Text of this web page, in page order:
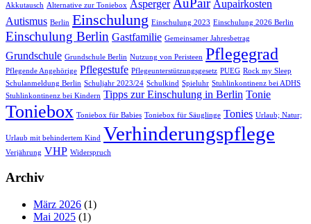
Akkutausch Alternative zur Toniebox Asperger
Aupairkosten
Autismus Berlin Einschulung Einschulung 2023 Einschulung 2026 Berlin
Einschulung Berlin Gastfamilie Gemeinsamer Jahresbetrag
Grundschule Grundschule Berlin Nutzung von Peristeen Pflegegrad
Pflegende Angehörige Pflegestufe Pflegeunterstützungsgesetz PUEG Rock my Sleep
Schulanmeldung Berlin Schuljahr 2023/24 Schulkind Spieluhr Stuhlinkontinenz bei ADHS
Stuhlinkontinenz bei Kindern Tipps zur Einschulung in Berlin Tonie
Toniebox Toniebox für Babies Toniebox für Säuglinge Tonies Urlaub; Natur;
Urlaub mit behindertem Kind Verhinderungspflege
Verjährung VHP Widerspruch
Archiv
März 2026 (1)
Mai 2025 (1)